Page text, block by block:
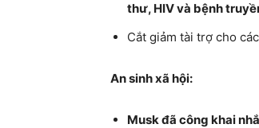
thư, HIV và bệnh
Cắt giảm tài trợ cho
An sinh xã hội:
Musk đã công khai